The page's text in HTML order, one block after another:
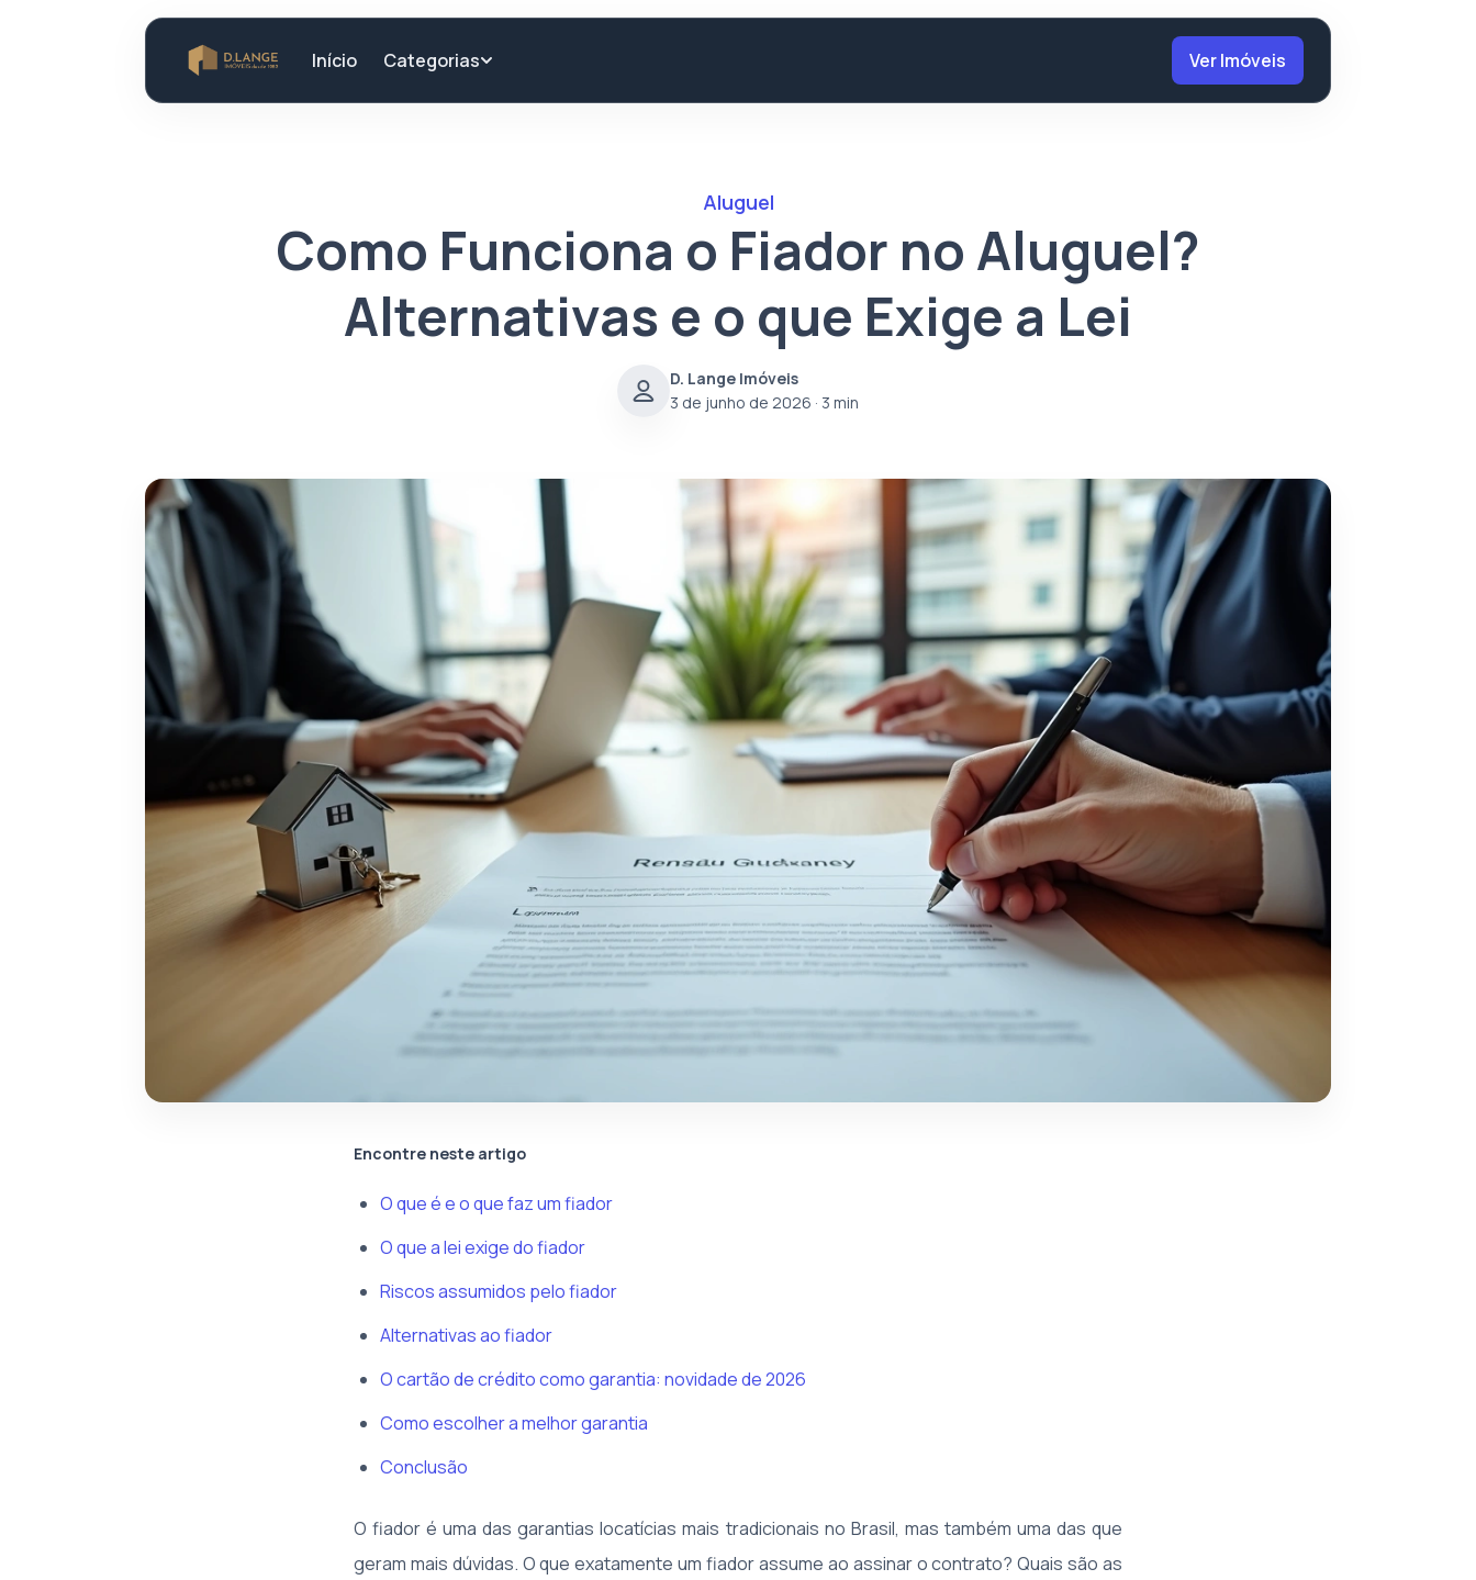
Início Categorias Ver Imóveis
Aluguel
Como Funciona o Fiador no Aluguel?
Alternativas e o que Exige a Lei
D. Lange Imóveis
3 de junho de 2026 · 3 min
Encontre neste artigo
O que é e o que faz um fiador
O que a lei exige do fiador
Riscos assumidos pelo fiador
Alternativas ao fiador
O cartão de crédito como garantia: novidade de 2026
Como escolher a melhor garantia
Conclusão
O fiador é uma das garantias locatícias mais tradicionais no Brasil, mas também uma das que
geram mais dúvidas. O que exatamente um fiador assume ao assinar o contrato? Quais são as